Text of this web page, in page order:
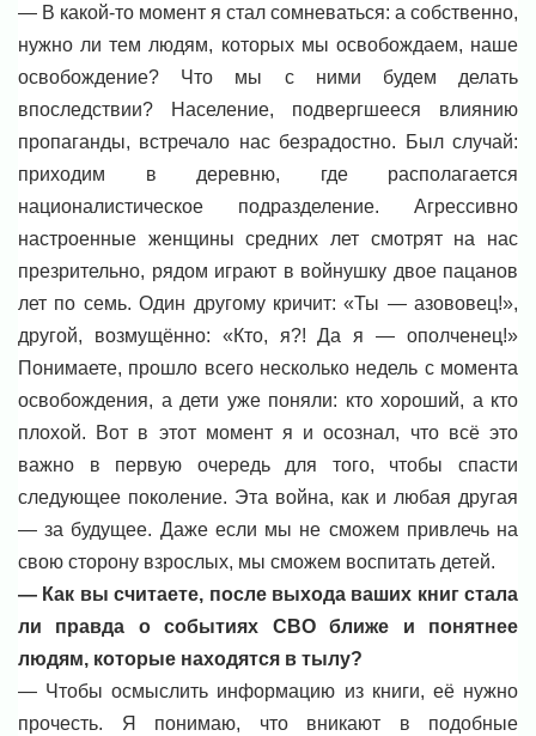
— В какой-то момент я стал сомневаться: а собственно,
нужно ли тем людям, которых мы освобождаем, наше
освобождение? Что мы с ними будем делать
впоследствии? Население, подвергшееся влиянию
пропаганды, встречало нас безрадостно. Был случай:
приходим в деревню, где располагается
националистическое подразделение. Агрессивно
настроенные женщины средних лет смотрят на нас
презрительно, рядом играют в войнушку двое пацанов
лет по семь. Один другому кричит: «Ты — азововец!»,
другой, возмущённо: «Кто, я?! Да я — ополченец!»
Понимаете, прошло всего несколько недель с момента
освобождения, а дети уже поняли: кто хороший, а кто
плохой. Вот в этот момент я и осознал, что всё это
важно в первую очередь для того, чтобы спасти
следующее поколение. Эта война, как и любая другая
— за будущее. Даже если мы не сможем привлечь на
свою сторону взрослых, мы сможем воспитать детей.
— Как вы считаете, после выхода ваших книг стала
ли правда о событиях СВО ближе и понятнее
людям, которые находятся в тылу?
— Чтобы осмыслить информацию из книги, её нужно
прочесть. Я понимаю, что вникают в подобные